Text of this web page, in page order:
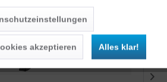
akzeptieren Alles klar!